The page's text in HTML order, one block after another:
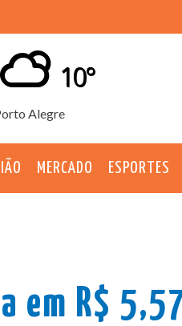
Alegre
10°
MERCADO ESPORTES
em R$